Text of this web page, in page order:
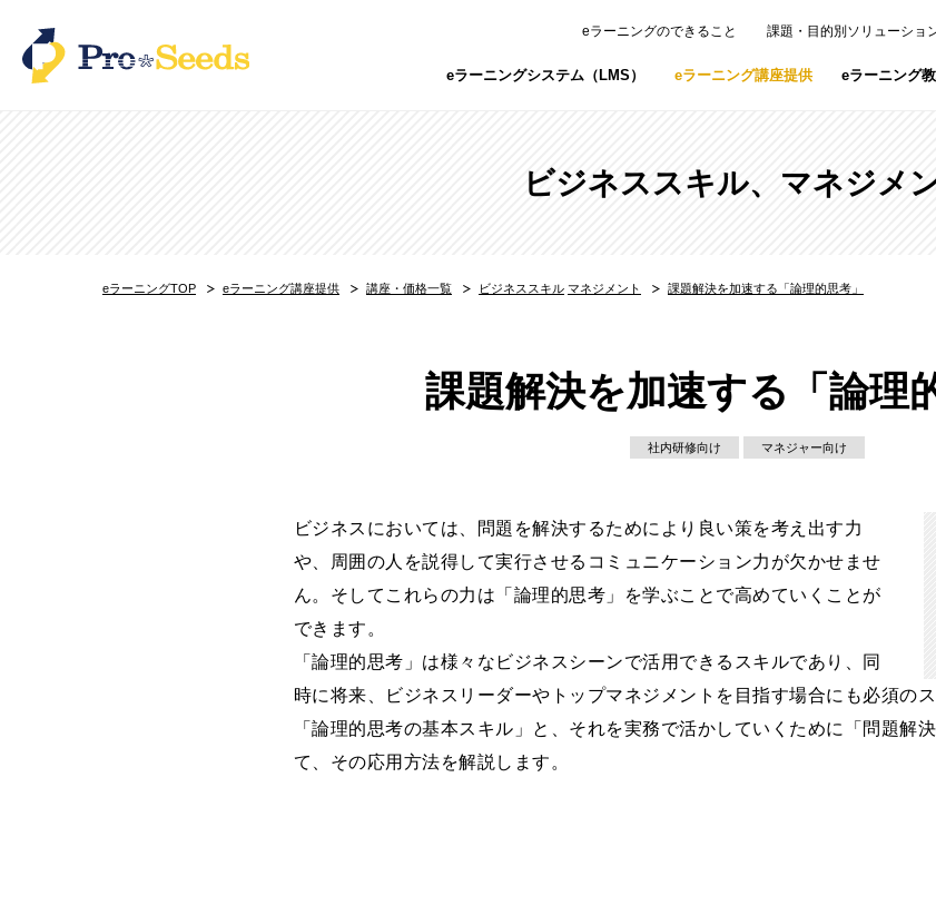
eラーニングのできること 課題・目的別ソリューショ
eラーニングシステム（LMS） eラーニング講座提供 eラーニング
保育士向けオンライン研修「CareRaku」
eラーニング×個別指導 ハイブリッド型 上司研修「ジョートレ」
外国人材教育支援サービス「MANABEL JAPAN」
自動車免許オンライン学科教習サービス「スタドラオンライン」
研修・ライブ配信・撮影など
ビジネススキル、 マネジメ
eラーニングTOP eラーニング講座提供 講座・価格一覧 ビジネススキル マネジメント 課題解決を加速する「論理的思考」
課題解決を加速する「論理
社内研修向け マネジャー向け
ビジネスにおいては、問題を解決するためにより良い策を考え出す力
や、周囲の人を説得して実行させるコミュニケーション力が欠かせませ
ん。そしてこれらの力は「論理的思考」を学ぶことで高めていくことが
できます。
「論理的思考」は様々なビジネスシーンで活用できるスキルであり、同
時に将来、ビジネスリーダーやトップマネジメントを目指す場合にも必須の
「論理的思考の基本スキル」と、それを実務で活かしていくために「問題解
て、その応用方法を解説します。